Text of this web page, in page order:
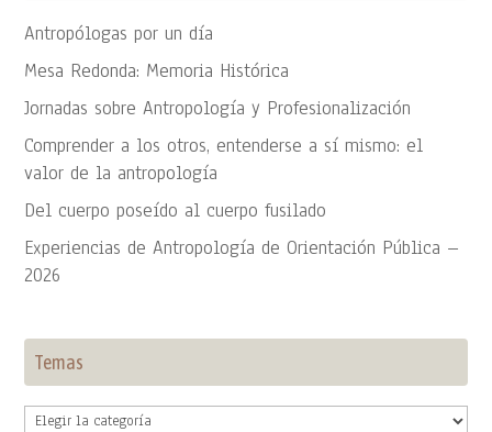
Antropólogas por un día
Mesa Redonda: Memoria Histórica
Jornadas sobre Antropología y Profesionalización
Comprender a los otros, entenderse a sí mismo: el
valor de la antropología
Del cuerpo poseído al cuerpo fusilado
Experiencias de Antropología de Orientación Pública –
2026
Temas
Temas